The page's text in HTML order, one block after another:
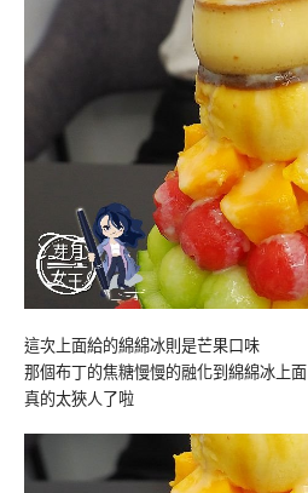
這次上面給的綿綿冰則是芒果口味
那個布丁的焦糖慢慢的融化到綿綿冰上面
真的太狹人了啦